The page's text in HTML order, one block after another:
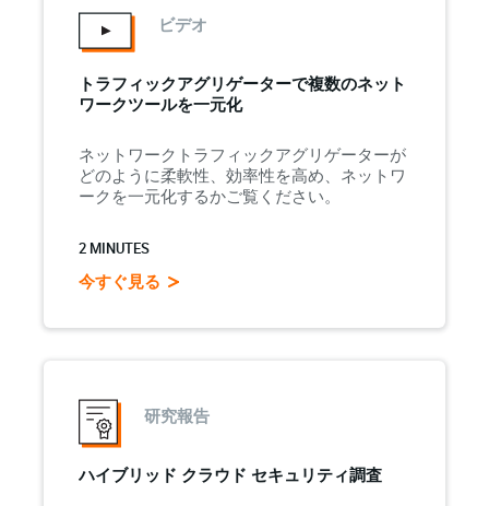
ビデオ
トラフィックアグリゲーターで複数のネット
ワークツールを一元化
ネットワークトラフィックアグリゲーターが
どのように柔軟性、効率性を高め、ネットワ
ークを一元化するかご覧ください。
2 MINUTES
今すぐ見る
研究報告
ハイブリッド クラウド セキュリティ調査